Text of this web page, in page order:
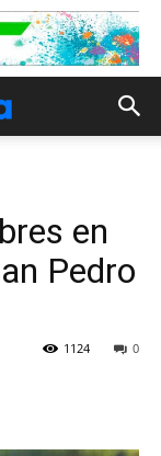
en
Pedro
0
1124